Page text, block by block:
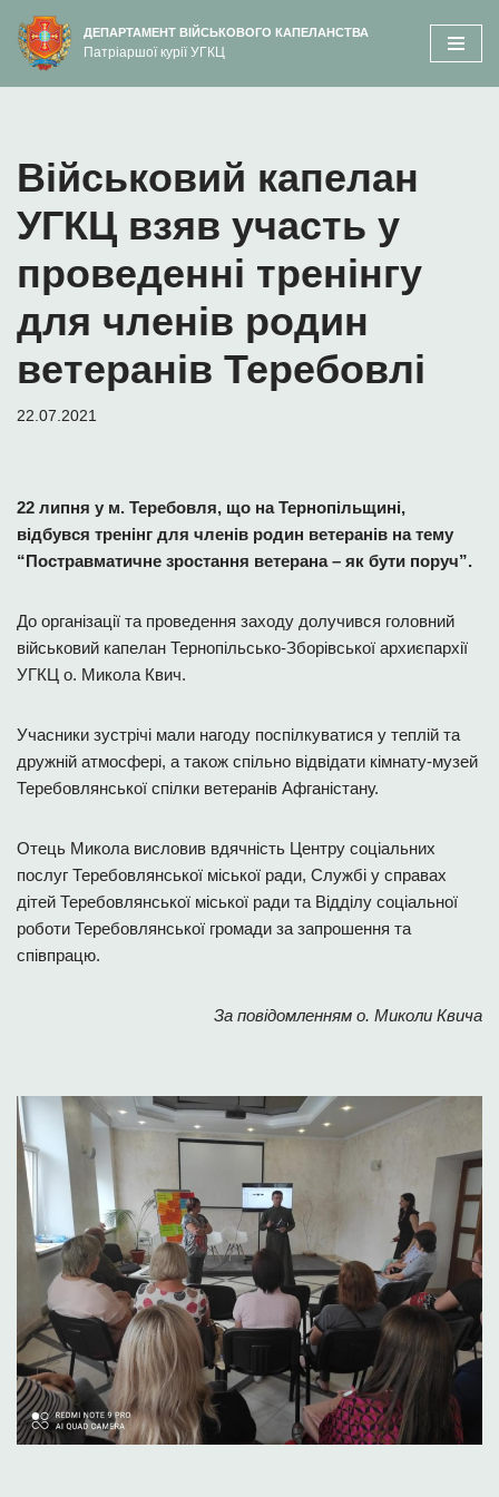
вмісту
Перейти
до
ДЕПАРТАМЕНТ ВІЙСЬКОВОГО КАПЕЛАНСТВА
Патріаршої курії УГКЦ
Військовий капелан
УГКЦ взяв участь у
проведенні тренінгу
для членів родин
ветеранів Теребовлі
22.07.2021
22 липня у м. Теребовля, що на Тернопільщині,
відбувся тренінг для членів родин ветеранів на тему
“Постравматичне зростання ветерана – як бути поруч”.
До організації та проведення заходу долучився головний
військовий капелан Тернопільсько-Зборівської архиєпархії
УГКЦ о. Микола Квич.
Учасники зустрічі мали нагоду поспілкуватися у теплій та
дружній атмосфері, а також спільно відвідати кімнату-музей
Теребовлянської спілки ветеранів Афганістану.
Отець Микола висловив вдячність Центру соціальних
послуг Теребовлянської міської ради, Службі у справах
дітей Теребовлянської міської ради та Відділу соціальної
роботи Теребовлянської громади за запрошення та
співпрацю.
За повідомленням о. Миколи Квича